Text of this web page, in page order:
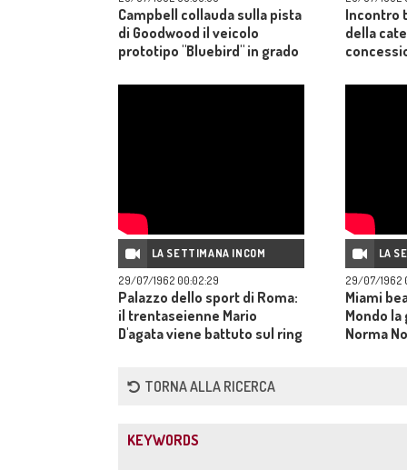
Campbell collauda sulla pista
di Goodwood il veicolo
prototipo "Bluebird" in grado
elevatissime.
Incontro
della
governo
LA SETTIMANA INCOM
29/07/1962 00:02:29
Palazzo dello sport di Roma:
il trentaseienne Mario
D'agata viene battuto sul ring
italiano dei pesi gallo.
LA
29/07/1962
Miami
Mondo
Norma
TORNA ALLA RICERCA
KEYWORDS